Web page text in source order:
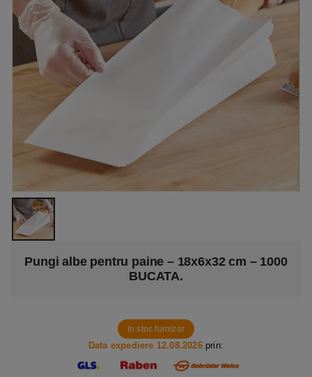
Pungi albe pentru paine – 18x6x32 cm – 1000
BUCATA.
In stoc furnizor
Data expediere 12.08.2026prin: